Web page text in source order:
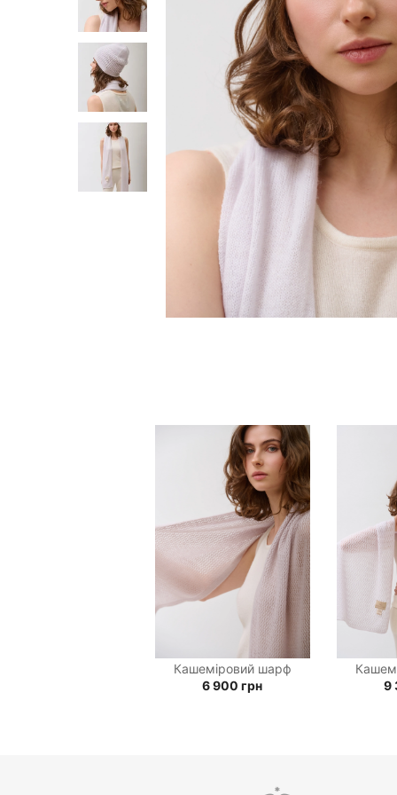
Кашеміровий шарф
6 900 грн
9